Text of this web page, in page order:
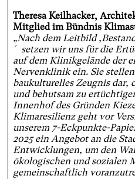
Theresa Keilhacker,
Mitglied im Bündnis
„Nach dem Leitbild
´ setzen wir uns für die
auf dem Klinikgelände der
Nervenklinik ein. Sie
baukulturelles Zeugnis dar,
und behutsam zu
Innenhof des Gründen
Klimaresilienz geht vor
unserem 7-Eckpunkte-
2025 ein Angebot an die
Entwicklungen, um den
ökologischen und sozialen
gemeinschaftlich